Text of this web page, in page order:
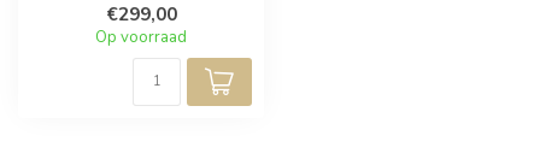
een zach...
€299,00
Op voorraad